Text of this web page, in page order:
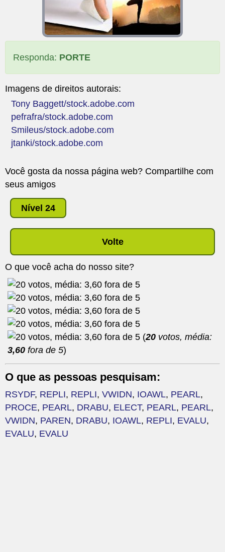
Responda: PORTE
Imagens de direitos autorais:
Tony Baggett/stock.adobe.com
pefrafra/stock.adobe.com
Smileus/stock.adobe.com
jtanki/stock.adobe.com
Você gosta da nossa página web? Compartilhe com
seus amigos
Nível 24
Volte
O que você acha do nosso site?
(20 votos, média:
3,60 fora de 5)
O que as pessoas pesquisam:
RSYDF, REPLI, REPLI, VWIDN, IOAWL, PEARL,
PROCE, PEARL, DRABU, ELECT, PEARL, PEARL,
VWIDN, PAREN, DRABU, IOAWL, REPLI, EVALU,
EVALU, EVALU